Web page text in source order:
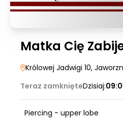
Matka Cię
Królowej Jadwigi 10,
Teraz zamknięteDzisiaj:
Piercing - upper lobe